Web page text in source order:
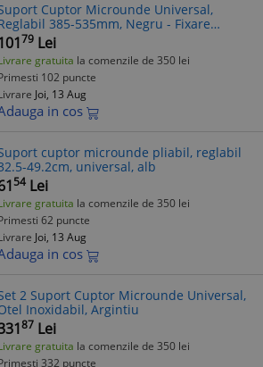
Cuptor Microunde Universal,
385-535mm, Negru - Fixare
Compatibil Diverse Modele
79 Lei
gratuita la comenzile de 350 lei
102 puncte
Joi, 13 Aug
in cos
cuptor microunde pliabil, reglabil
49.2cm, universal, alb
54 Lei
gratuita la comenzile de 350 lei
62 puncte
Joi, 13 Aug
in cos
2 Suport Cuptor Microunde Universal,
Inoxidabil, Argintiu
87 Lei
gratuita la comenzile de 350 lei
332 puncte